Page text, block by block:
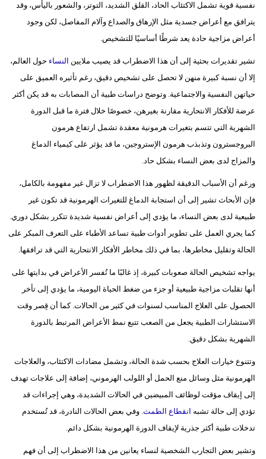
نفسية قوية تشمل الاكتئاب الحاد، القلق الشديد، التوتر، والشعور باليأس، وقد
يترافق مع أعراض جسدية مثل الإرهاق والصداع وآلام المفاصل، لكن وجود
أعراض مزاجية حادة يعد شرطًا أساسيًا للتشخيص.
تشير تقديرات بحثية إلى أن هذا الاضطراب قد يصيب ملايين النساء حول العالم،
إلا أن نسبة كبيرة منهن لا تحصل على تشخيص دقيق، رغم تأثيره العميق على
حياتهن النفسية والاجتماعية. وتوضح دراسات طبية أن المصابات به قد يكن أكثر
عرضة للأفكار الانتحارية مقارنة بغيرهن، خصوصًا خلال فترة ما قبل الدورة
الشهرية التي تتسم بتغيرات هرمونية معقدة تشمل ارتفاع هرمون
البروجسترون وتذبذب هرمون الإستروجين، ما قد يؤثر على كيمياء الدماغ
والمزاج لدى بعض النساء بشكل حاد.
ورغم أن الأسباب الدقيقة لظهور هذا الاضطراب لا تزال غير مفهومة بالكامل،
فإن الأبحاث تشير إلى أن استجابة الدماغ للتغيرات الهرمونية قد تكون غير
طبيعية لدى بعض النساء، ما يؤدي إلى أعراض نفسية شديدة تتكرر بشكل دوري.
كما يجري العمل على تطوير أدوات طبية تساعد الأطباء على التعرف المبكر على
الحالة وتقليل مخاطرها، بما في ذلك مخاطر الأفكار الانتحارية التي قد ترافقها.
يواجه تشخيص الحالة صعوبات كبيرة، إذ غالبًا ما تُفسر الأعراض في بدايتها على
أنها تقلبات مزاجية طبيعية أو جزء من ضغط الحياة اليومية، ما يؤدي إلى تأخر
الحصول على العلاج المناسب لسنوات في كثير من الحالات. كما أن قِصر وقت
الاستشارات الطبية يجعل من الصعب تتبع نمط الأعراض المرتبط بالدورة
الشهرية بشكل دقيق.
وتتنوع خيارات العلاج بحسب شدة الحالة، وتشمل مضادات الاكتئاب، والعلاجات
الهرمونية مثل وسائل منع الحمل أو اللولب الهرموني، إضافة إلى علاجات تهدف
إلى إيقاف مؤقت لوظائف المبيضين في الحالات الشديدة، وهي إجراءات قد
تؤدي إلى حالة تشبه انقطاع الطمث. وفي بعض الحالات النادرة، قد تُستخدم
تدخلات طبية أكثر جذرية لإيقاف الدورة الهرمونية بشكل دائم.
وتشير بعض التجارب الشخصية لنساء يعانين من هذا الاضطراب إلى أن فهم